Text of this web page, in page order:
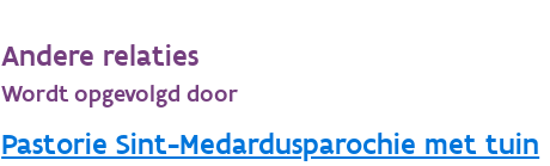
Andere relaties
Wordt opgevolgd door
Pastorie Sint-Medardusparochie met tuin